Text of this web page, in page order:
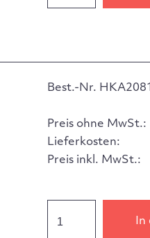
Best.-Nr.
Preis ohne MwSt.:
Lieferkosten:
Preis inkl. MwSt.: